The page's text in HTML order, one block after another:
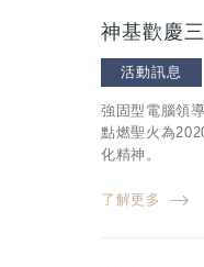
神基歡慶
活動訊息
強固型電腦領
點燃聖火為
化精神。
了解更多